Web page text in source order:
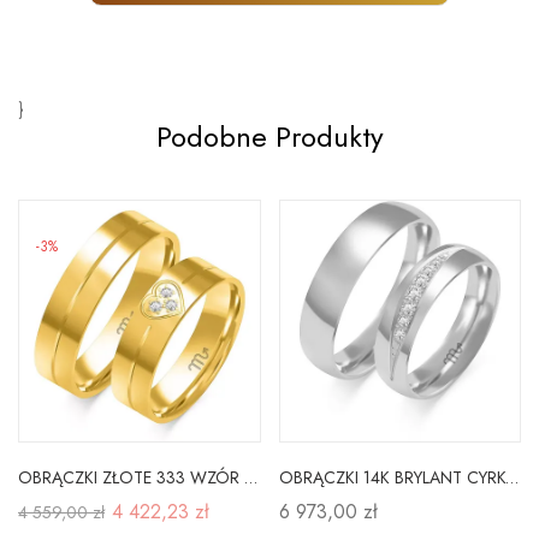
}
Podobne Produkty
-3%
OBRĄCZKI ZŁOTE 333 WZÓR SERCE CYRKONIA SOCZEWKA
4 559,00 zł 4 422,23 zł
OBRĄCZKI 14K BRYLANT CYRKONIA SOCZEWKA BIAŁE ZŁOTO
6 973,00 zł